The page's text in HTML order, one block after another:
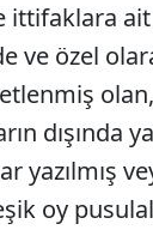
ittifaklara
ve özel
dışında
yazılmış
oy